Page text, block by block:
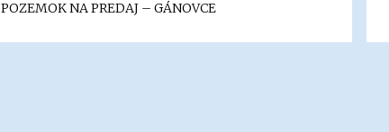
POZEMOK NA PREDAJ – GÁNOVCE